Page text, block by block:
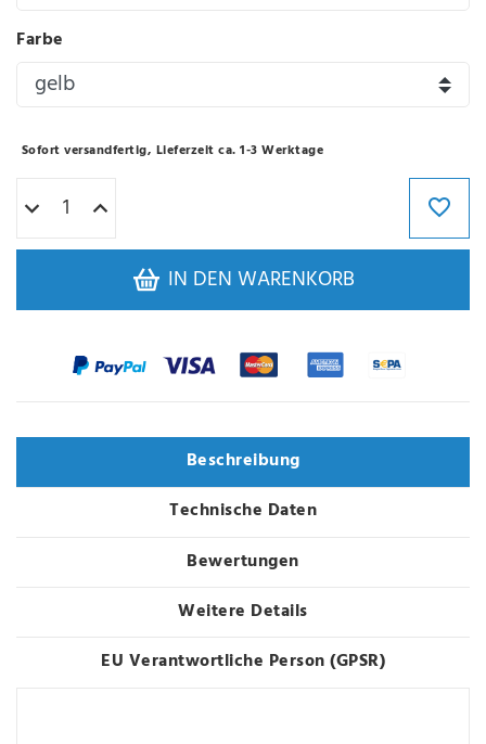
Farbe
Sofort versandfertig, Lieferzeit ca. 1-3 Werktage
IN DEN WARENKORB
Beschreibung
Technische Daten
Bewertungen
Weitere Details
EU Verantwortliche Person (GPSR)